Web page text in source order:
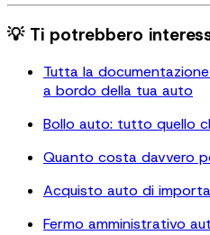
💡 Ti potrebbero
Tutta la
a bordo della tua auto
Bollo auto: tutto quello
Quanto costa davvero
Acquisto auto di
Fermo amministrativo